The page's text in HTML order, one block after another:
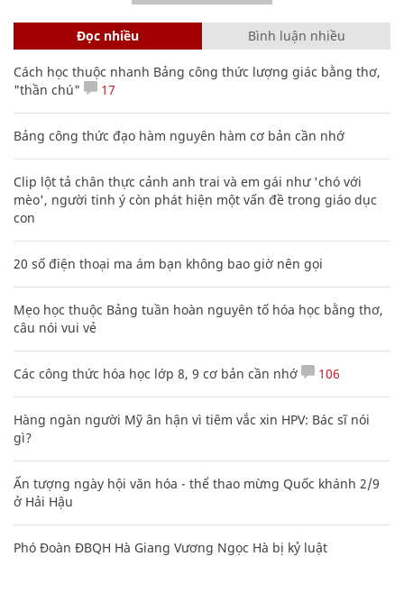
Đọc nhiều Bình luận nhiều
Cách học thuộc nhanh Bảng công thức lượng giác bằng thơ,
"thần chú"
17
Bảng công thức đạo hàm nguyên hàm cơ bản cần nhớ
Clip lột tả chân thực cảnh anh trai và em gái như 'chó với
mèo', người tinh ý còn phát hiện một vấn đề trong giáo dục
con
20 số điện thoại ma ám bạn không bao giờ nên gọi
Mẹo học thuộc Bảng tuần hoàn nguyên tố hóa học bằng thơ,
câu nói vui vẻ
Các công thức hóa học lớp 8, 9 cơ bản cần nhớ 106
Hàng ngàn người Mỹ ân hận vì tiêm vắc xin HPV: Bác sĩ nói
gì?
Ấn tượng ngày hội văn hóa - thể thao mừng Quốc khánh 2/9
ở Hải Hậu
Phó Đoàn ĐBQH Hà Giang Vương Ngọc Hà bị kỷ luật